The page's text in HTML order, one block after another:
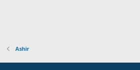
Ashir